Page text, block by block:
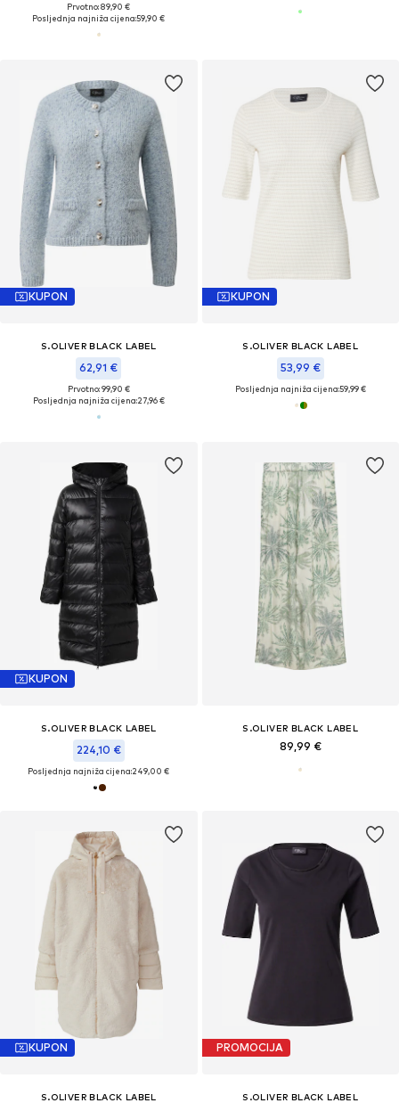
Prvotno: 89,90 €
Posljednja najniža cijena:59,90 €
KUPON
S.OLIVER BLACK LABEL
62,91 €
Prvotno: 99,90 €
Posljednja najniža cijena:27,96 €
KUPON
S.OLIVER BLACK LABEL
53,99 €
Posljednja najniža cijena:59,99 €
KUPON
S.OLIVER BLACK LABEL
224,10 €
Posljednja najniža cijena:249,00 €
S.OLIVER BLACK LABEL
89,99 €
KUPON
S.OLIVER BLACK LABEL
PROMOCIJA
S.OLIVER BLACK LABEL